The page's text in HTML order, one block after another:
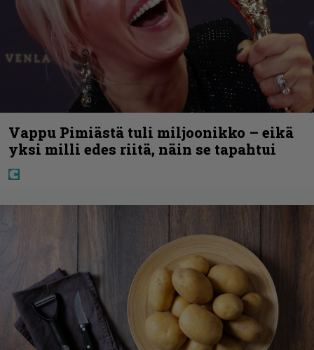
Vappu Pimiästä tuli miljoonikko – eikä
yksi milli edes riitä, näin se tapahtui